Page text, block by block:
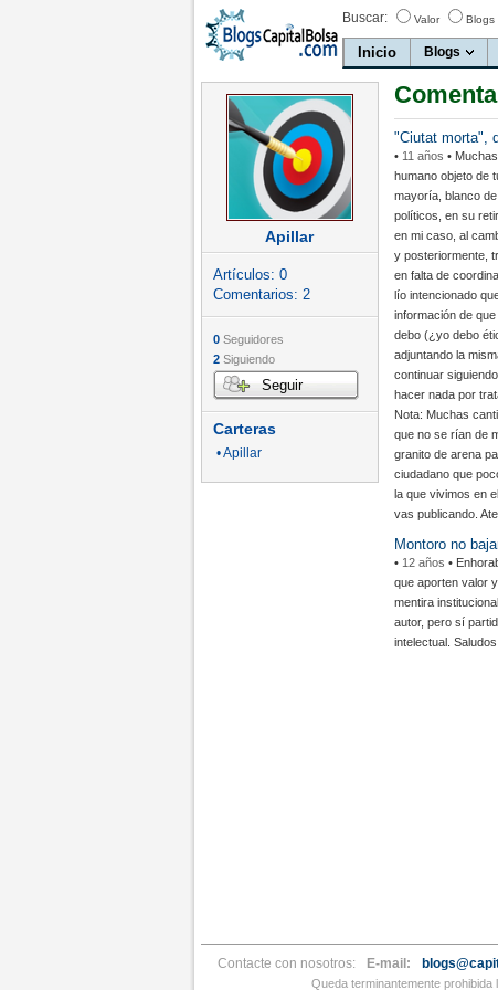
Buscar: Valor Blogs
Inicio Blogs
Apillar
Artículos: 0
Comentarios: 2
0 Seguidores
2 Siguiendo
Seguir
Carteras
• Apillar
"Ciutat morta",
• 11 años •
humano objeto de
mayoría, blanco
políticos, en su
en mi caso, al
y posteriormente,
en falta de
lío intencionado
información de
debo (¿yo debo
adjuntando la
continuar
hacer nada por
Nota: Muchas
que no se rían de
granito de arena
ciudadano que
la que vivimos en
vas publicando.
Montoro no
• 12 años •
que aporten valor
mentira
autor, pero sí
intelectual. Saludos.
Contacte con nosotros: E-mail:
Queda terminantemente